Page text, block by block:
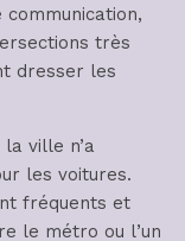
très
dresser les
ville n’a
les voitures.
fréquents et
le métro ou l’un